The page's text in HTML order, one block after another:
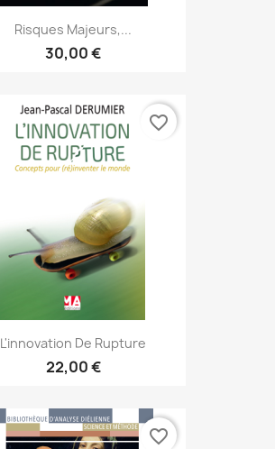
Risques Majeurs,...
30,00 €
L'innovation De Rupture
22,00 €
favorite_border
favorite_border